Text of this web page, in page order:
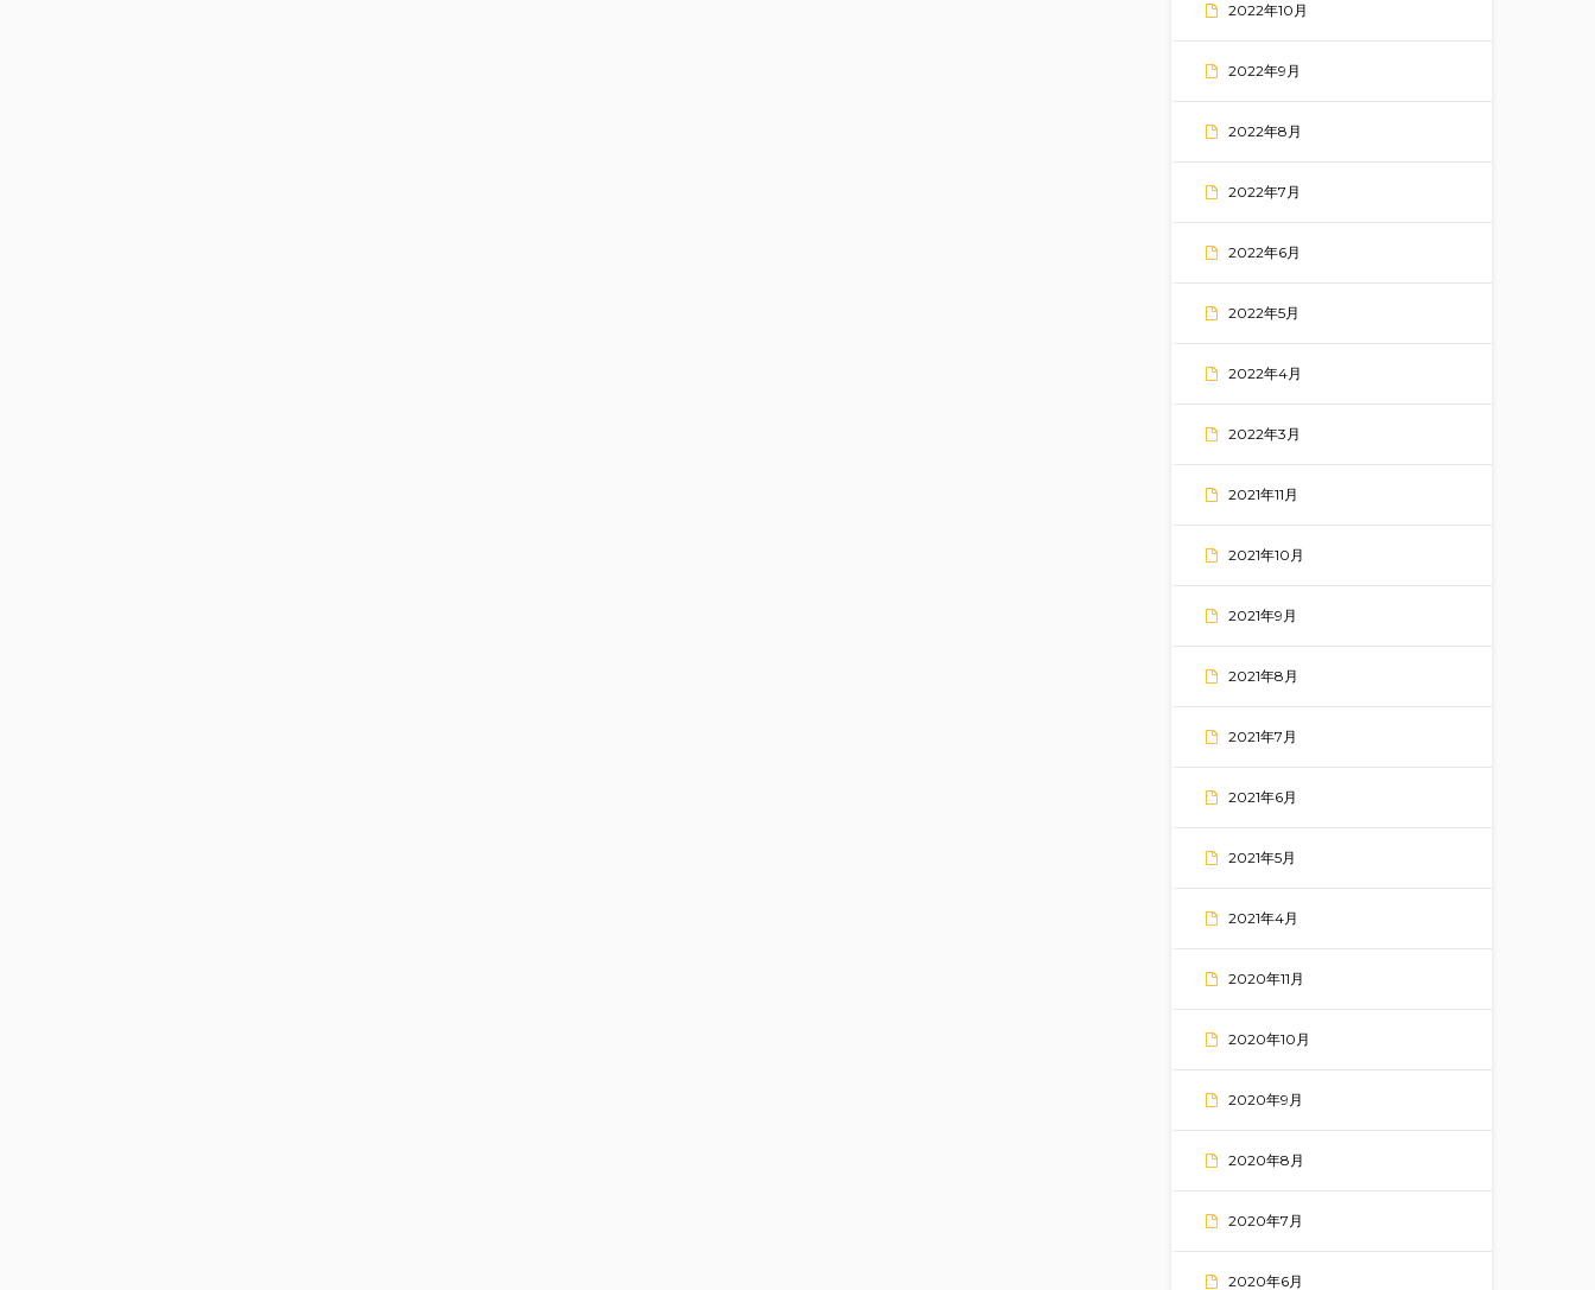
2022年10月
2022年9月
2022年8月
2022年7月
2022年6月
2022年5月
2022年4月
2022年3月
2021年11月
2021年10月
2021年9月
2021年8月
2021年7月
2021年6月
2021年5月
2021年4月
2020年11月
2020年10月
2020年9月
2020年8月
2020年7月
2020年6月